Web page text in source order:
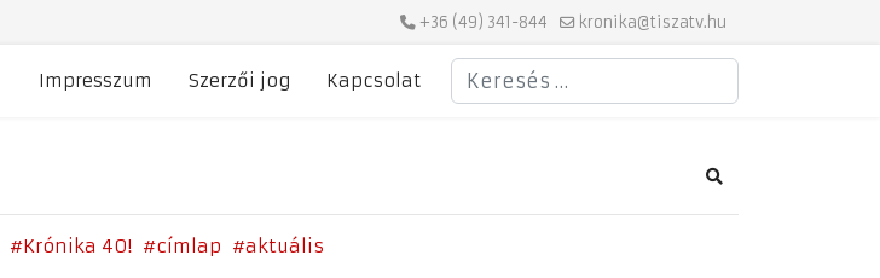
+36 (49) 341-844 kronika@tiszatv.hu
Impresszum Szerzői jog Kapcsolat
Keresés
Search
Krónika 40! címlap aktuális